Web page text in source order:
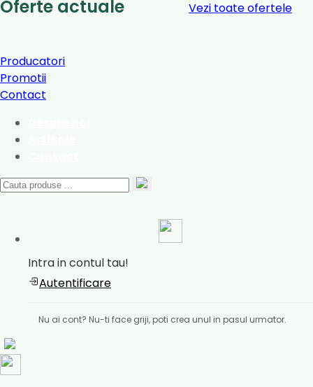
Oferte actuale Vezi toate ofertele
Producatori
Promotii
Contact
Intra in contul tau!
Autentificare
Nu ai cont? Nu-ti face griji, poti crea unul in pasul urmator.